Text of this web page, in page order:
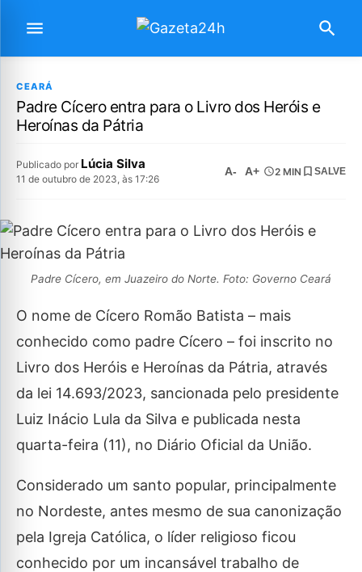
CEARÁ
Padre Cícero entra para o Livro dos Heróis e
Heroínas da Pátria
Publicado por Lúcia Silva
11 de outubro de 2023, às 17:26
A- A+ 2 MIN SALVE
Padre Cícero, em Juazeiro do Norte. Foto: Governo Ceará
O nome de Cícero Romão Batista – mais
conhecido como padre Cícero – foi inscrito no
Livro dos Heróis e Heroínas da Pátria, através
da lei 14.693/2023, sancionada pelo presidente
Luiz Inácio Lula da Silva e publicada nesta
quarta-feira (11), no Diário Oficial da União.
Considerado um santo popular, principalmente
no Nordeste, antes mesmo de sua canonização
pela Igreja Católica, o líder religioso ficou
conhecido por um incansável trabalho de